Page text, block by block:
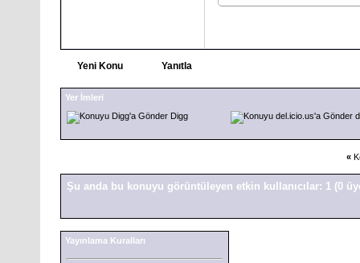
Yeni Konu Yanıtla
Yer İmleri
Digg
«
Şu anda bu konuyu görüntüleyen etkin kullanıcılar: 1 (0
Yayınlama Kuralları